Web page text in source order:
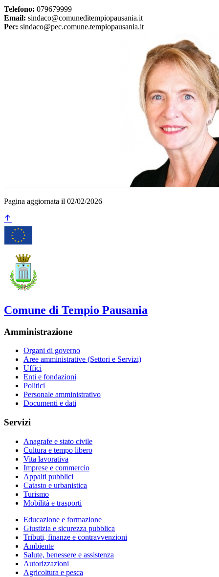
Telefono: 079679999
Email: sindaco@comuneditempiopausania.it
Pec: sindaco@pec.comune.tempiopausania.it
Pagina aggiornata il 02/02/2026
Comune di Tempio Pausania
Amministrazione
Organi di governo
Aree amministrative (Settori e Servizi)
Uffici
Enti e fondazioni
Politici
Personale amministrativo
Documenti e dati
Servizi
Anagrafe e stato civile
Cultura e tempo libero
Vita lavorativa
Imprese e commercio
Appalti pubblici
Catasto e urbanistica
Turismo
Mobilità e trasporti
Educazione e formazione
Giustizia e sicurezza pubblica
Tributi, finanze e contravvenzioni
Ambiente
Salute, benessere e assistenza
Autorizzazioni
Agricoltura e pesca